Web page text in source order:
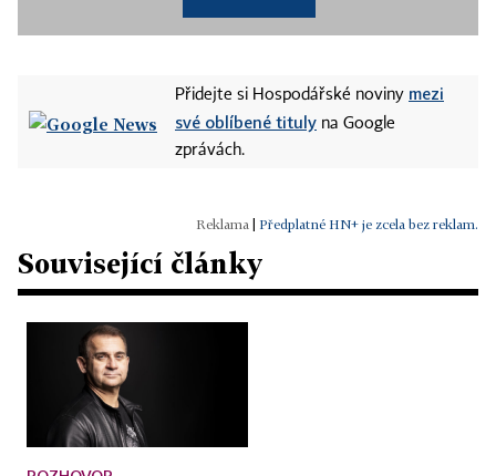
Přidejte si Hospodářské noviny mezi
své oblíbené tituly na Google
zprávách.
Předplatné HN+ je zcela bez reklam.
Související články